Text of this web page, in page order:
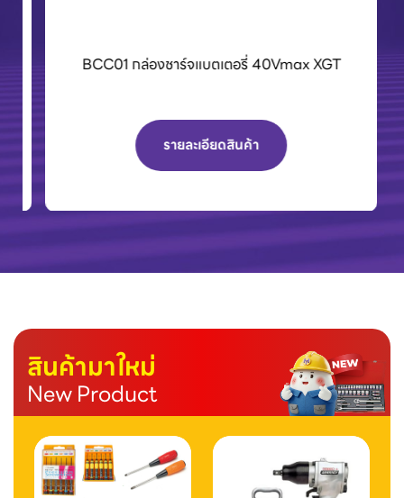
BCC01 กล่องชาร์จแบตเตอรี่ 40Vmax XGT
รายละเอียดสินค้า
สินค้ามาใหม่
New Product